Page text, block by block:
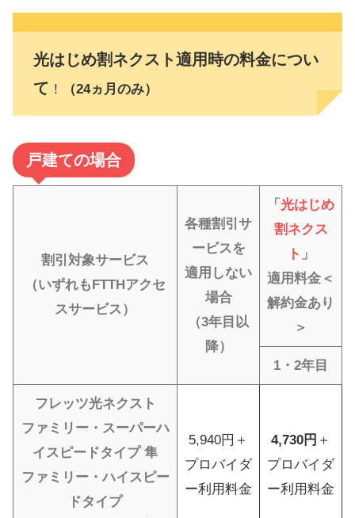
光はじめ割ネクスト適用時の料金につい
て ！ （24ヵ月のみ）
戸建ての場合
割引対象サービス
（いずれもFTTHアクセ
スサービス）
各種割引サ
ービスを
適用しない
場合
（3年目以
降）
「 光はじめ
割ネクス
ト 」
適用料金＜
解約金あり
＞
1・2年目
フレッツ光ネクスト
ファミリー・スーパーハ
イスピードタイプ 隼
ファミリー・ハイスピー
ドタイプ
5,940円＋
プロバイダ
ー利用料金
4,730円 ＋
プロバイダ
ー利用料金